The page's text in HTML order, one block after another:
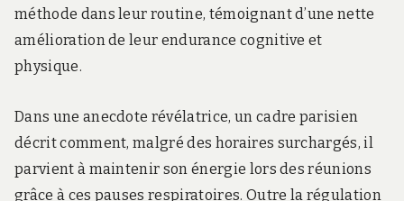
méthode dans leur routine, témoignant d’une nette
amélioration de leur endurance cognitive et
physique.
Dans une anecdote révélatrice, un cadre parisien
décrit comment, malgré des horaires surchargés, il
parvient à maintenir son énergie lors des réunions
grâce à ces pauses respiratoires. Outre la régulation